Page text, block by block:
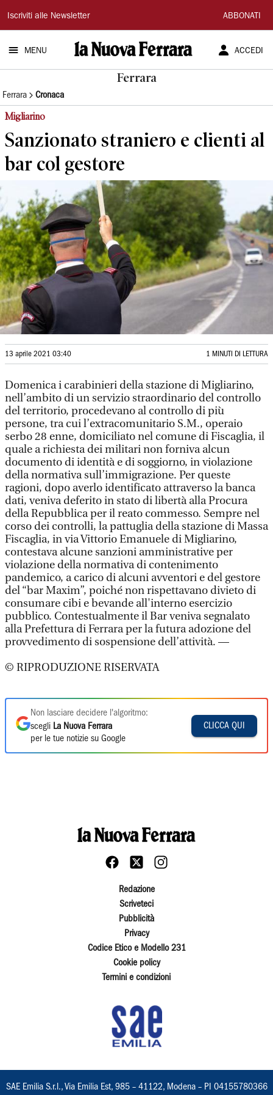
La
Nuova
Ferrara
Iscriviti alle Newsletter ABBONATI
MENU ACCEDI
Ferrara
Ferrara Cronaca
Migliarino
Sanzionato straniero e clienti al
bar col gestore
13 aprile 2021 03:40 1 MINUTI DI LETTURA
Domenica i carabinieri della stazione di Migliarino,
nell’ambito di un servizio straordinario del controllo
del territorio, procedevano al controllo di più
persone, tra cui l’extracomunitario S.M., operaio
serbo 28 enne, domiciliato nel comune di Fiscaglia, il
quale a richiesta dei militari non forniva alcun
documento di identità e di soggiorno, in violazione
della normativa sull’immigrazione. Per queste
ragioni, dopo averlo identificato attraverso la banca
dati, veniva deferito in stato di libertà alla Procura
della Repubblica per il reato commesso. Sempre nel
corso dei controlli, la pattuglia della stazione di Massa
Fiscaglia, in via Vittorio Emanuele di Migliarino,
contestava alcune sanzioni amministrative per
violazione della normativa di contenimento
pandemico, a carico di alcuni avventori e del gestore
del “bar Maxim”, poiché non rispettavano divieto di
consumare cibi e bevande all'interno esercizio
pubblico. Contestualmente il Bar veniva segnalato
alla Prefettura di Ferrara per la futura adozione del
provvedimento di sospensione dell’attività. —
© RIPRODUZIONE RISERVATA
Non lasciare decidere l'algoritmo:
scegli La Nuova Ferrara
per le tue notizie su Google
CLICCA QUI
Redazione
Scriveteci
Pubblicità
Privacy
Codice Etico e Modello 231
Cookie policy
Termini e condizioni
SAE Emilia S.r.l., Via Emilia Est, 985 – 41122, Modena – PI 04155780366